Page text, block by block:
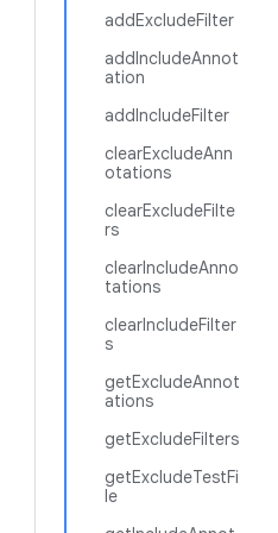
addExcludeFilter
addIncludeAnnot
ation
addIncludeFilter
clearExcludeAnn
otations
clearExcludeFilte
rs
clearIncludeAnno
tations
clearIncludeFilter
s
getExcludeAnnot
ations
getExcludeFilters
getExcludeTestFi
le